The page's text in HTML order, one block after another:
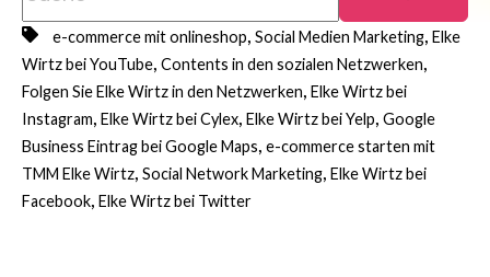
Es gibt keine Vorschläge, da das
e-commerce mit onlineshop, Social Medien Marketing, Elke
Wirtz bei YouTube, Contents in den sozialen Netzwerken,
Folgen Sie Elke Wirtz in den Netzwerken, Elke Wirtz bei
Instagram, Elke Wirtz bei Cylex, Elke Wirtz bei Yelp, Google
Business Eintrag bei Google Maps, e-commerce starten mit
TMM Elke Wirtz, Social Network Marketing, Elke Wirtz bei
Facebook, Elke Wirtz bei Twitter